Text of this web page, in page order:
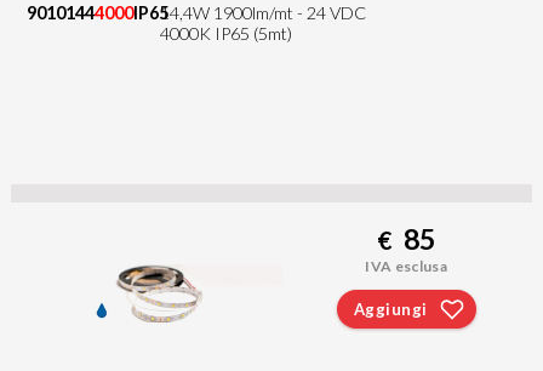
90101444000IP6514,4W 1900lm/mt - 24 VDC
4000K IP65 (5mt)
€ 85
IVA esclusa
Aggiungi